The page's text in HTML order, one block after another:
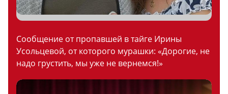
Сообщение от пропавшей в тайге Ирины
Усольцевой, от которого мурашки: «Дорогие, не
надо грустить, мы уже не вернемся!»